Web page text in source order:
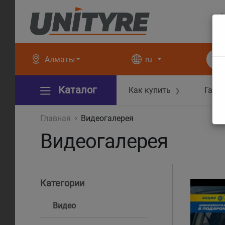
Алматы ru
Каталог Как купить ❯
Главная Видеогалерея
Видеогалерея
Категории
Видео